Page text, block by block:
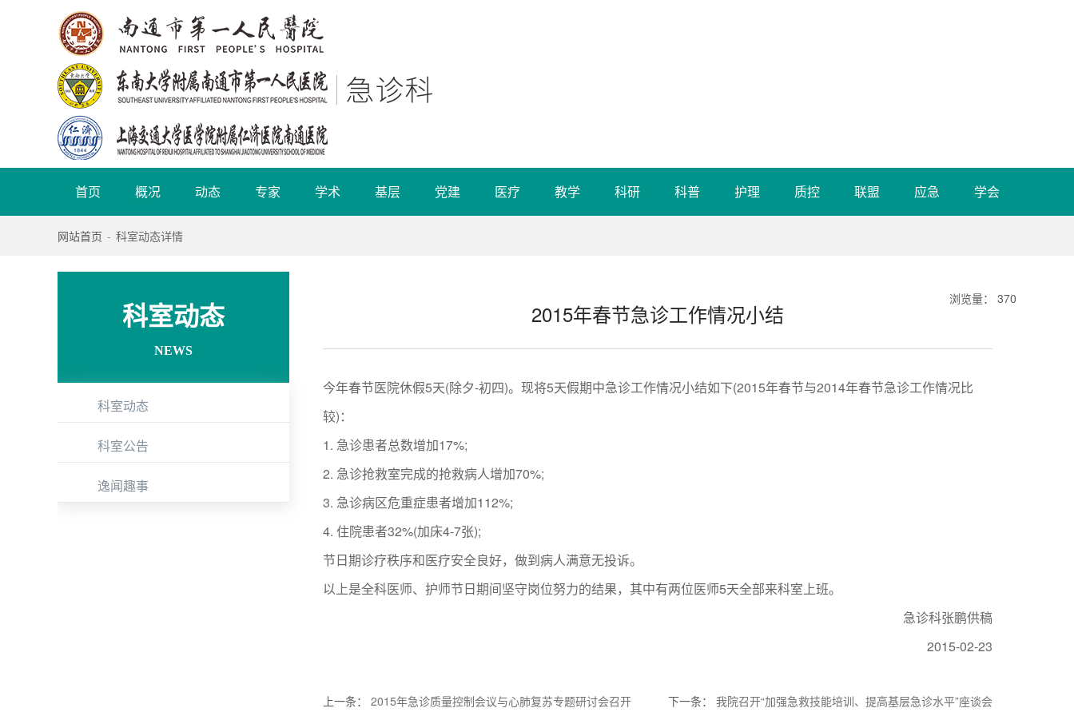
首页 概况 动态 专家 学术 基层 党建 医疗 教学 科研 科普 护理 质控 联盟 应急 学会
网站首页 - 科室动态详情
科室动态
NEWS
科室动态
科室公告
逸闻趣事
2015年春节急诊工作情况小结
浏览量： 370
今年春节医院休假5天(除夕-初四)。现将5天假期中急诊工作情况小结如下(2015年春节与2014年春节急诊工作情况比
较)：
1. 急诊患者总数增加17%;
2. 急诊抢救室完成的抢救病人增加70%;
3. 急诊病区危重症患者增加112%;
4. 住院患者32%(加床4-7张);
节日期诊疗秩序和医疗安全良好，做到病人满意无投诉。
以上是全科医师、护师节日期间坚守岗位努力的结果，其中有两位医师5天全部来科室上班。
急诊科张鹏供稿
2015-02-23
上一条： 2015年急诊质量控制会议与心肺复苏专题研讨会召开 下一条： 我院召开“加强急救技能培训、提高基层急诊水平”座谈会